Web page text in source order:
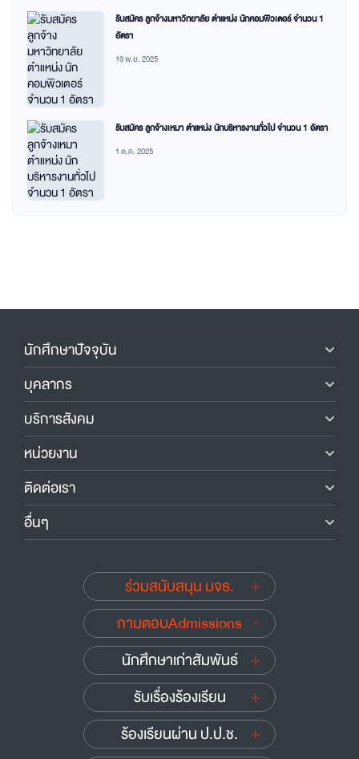
รับสมัคร ลูกจ้างมหาวิทยาลัย ตำแหน่ง นักคอมพิวเตอร์ จำนวน 1
อัตรา
13 พ.ย. 2025
รับสมัคร ลูกจ้างเหมา ตำแหน่ง นักบริหารงานทั่วไป จำนวน 1 อัตรา
1 ต.ค. 2025
นักศึกษาปัจจุบัน
บุคลากร
บริการสังคม
หน่วยงาน
ติดต่อเรา
อื่นๆ
ร่วมสนับสนุน มจธ.
ถามตอบAdmissions
นักศึกษาเก่าสัมพันธ์
รับเรื่องร้องเรียน
ร้องเรียนผ่าน ป.ป.ช.